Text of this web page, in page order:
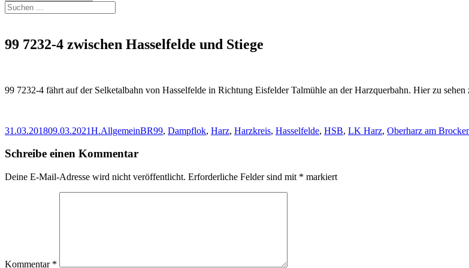
Suchen
nach:
99 7232-4 zwischen Hasselfelde und Stiege
99 7232-4 fährt auf der Selketalbahn von Hasselfelde in Richtung Eisfelder Talmühle an der Harzquerbahn. Hier zu
Veröffentlicht
31.03.201809.03.2021Autor
H.Kategorien
AllgemeinSchlagwörter
BR99, Dampflok, Harz, Harzkreis, Hasselfelde, HSB, LK Harz, Oberharz am
Schreibe einen Kommentar
Deine E-Mail-Adresse wird nicht veröffentlicht. Erforderliche Felder sind mit * markiert
Kommentar *